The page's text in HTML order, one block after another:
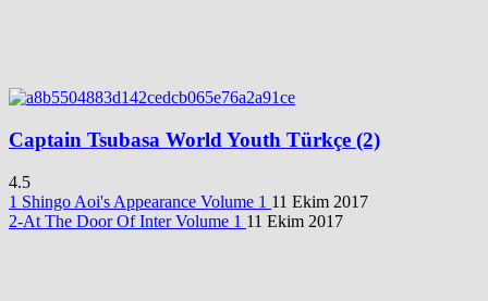
Captain Tsubasa World Youth Türkçe (2)
4.5
1 Shingo Aoi's Appearance Volume 1 11 Ekim 2017
2-At The Door Of InterVolume 1 11 Ekim 2017